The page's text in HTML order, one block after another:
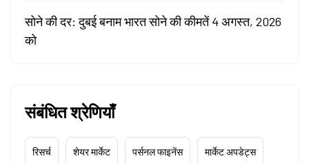
सोने की दर: दुबई बनाम भारत सोने की कीमतें 4 अगस्त, 2026
को
संबंधित श्रेणियाँ
रिसर्च शेयर मार्केट पर्सनल फाइनेंस मार्केट अपडेट्स